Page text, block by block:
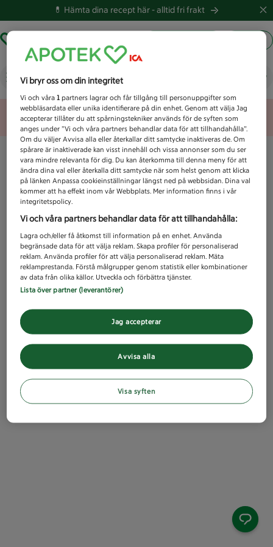
💊 Hämta dina recept här -alltid fri frakt
Vad letar du efter idag?
Unknown error
Vi bryr oss om din integritet
Vi och våra1 partners lagrar och får tillgång till personuppgifter som
webbläsardata eller unika identifierare på din enhet. Genom att välja Jag
accepterar tillåter du att spårningstekniker används för de syften som
anges under ”Vi och våra partners behandlar data för att tillhandahålla”.
Om du väljer Avvisa alla eller återkallar ditt samtycke inaktiveras de. Om
spårare är inaktiverade kan visst innehåll och vissa annonser som du ser
vara mindre relevanta för dig. Du kan återkomma till denna meny för att
ändra dina val eller återkalla ditt samtycke när som helst genom att klicka
på länken Anpassa cookieinställningar längst ned på webbsidan. Dina val
kommer att ha effekt inom vår Webbplats. Mer information finns i vår
integritetspolicy.
Vi och våra partners behandlar data för att tillhandahålla:
Lagra och/eller få åtkomst till information på en enhet. Använda
begränsade data för att välja reklam. Skapa profiler för personaliserad
reklam. Använda profiler för att välja personaliserad reklam. Mäta
reklamprestanda. Förstå målgrupper genom statistik eller kombinationer
av data från olika källor. Utveckla och förbättra tjänster.
Lista över partner (leverantörer)
Avvisa alla
Jag accepterar
Visa syften